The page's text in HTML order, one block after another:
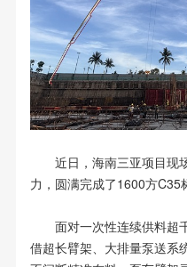
近日，海南三亚项目现
力，圆满完成了1600方C35
面对一次性连续供料超
借超长臂架、大排量泵送系